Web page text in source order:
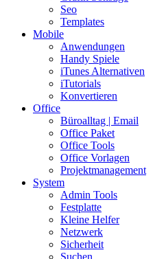
Seo
Templates
Mobile
Anwendungen
Handy Spiele
iTunes Alternativen
iTutorials
Konvertieren
Office
Büroalltag | Email
Office Paket
Office Tools
Office Vorlagen
Projektmanagement
System
Admin Tools
Festplatte
Kleine Helfer
Netzwerk
Sicherheit
Suchen